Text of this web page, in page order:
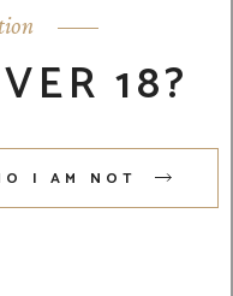
18?
I AM NOT
voluptatibus
perpet
periculis